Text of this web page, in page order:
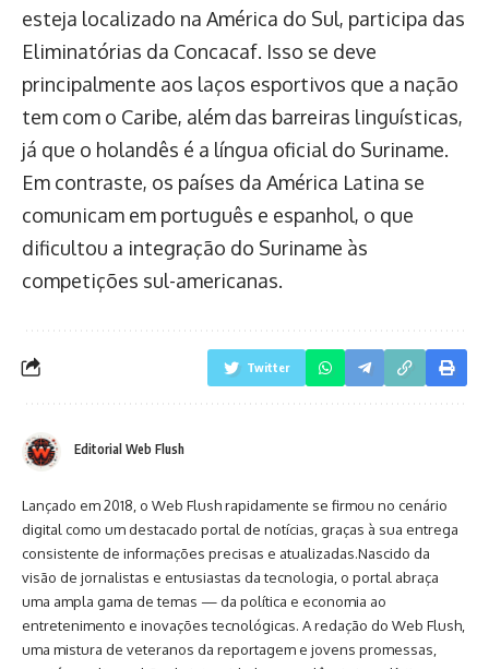
esteja localizado na América do Sul, participa das
Eliminatórias da Concacaf. Isso se deve
principalmente aos laços esportivos que a nação
tem com o Caribe, além das barreiras linguísticas,
já que o holandês é a língua oficial do Suriname.
Em contraste, os países da América Latina se
comunicam em português e espanhol, o que
dificultou a integração do Suriname às
competições sul-americanas.
Twitter
Editorial Web Flush
Lançado em 2018, o Web Flush rapidamente se firmou no cenário
digital como um destacado portal de notícias, graças à sua entrega
consistente de informações precisas e atualizadas.Nascido da
visão de jornalistas e entusiastas da tecnologia, o portal abraça
uma ampla gama de temas — da política e economia ao
entretenimento e inovações tecnológicas. A redação do Web Flush,
uma mistura de veteranos da reportagem e jovens promessas,